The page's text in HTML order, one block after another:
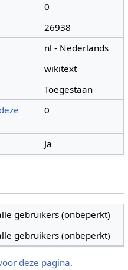
0
26938
nl - Nederlands
wikitext
Toegestaan
0
Ja
gebruikers (onbeperkt)
gebruikers (onbeperkt)
deze pagina.